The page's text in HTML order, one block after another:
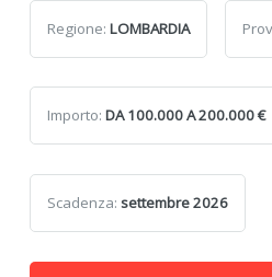
Regione: LOMBARDIA
Importo: DA 100.000 A 200.000 €
Scadenza: settembre 2026